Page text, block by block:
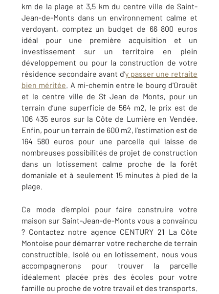
km de la plage et 3,5 km du centre ville de Saint-
Jean-de-Monts dans un environnement calme et
verdoyant, comptez un budget de 66 800 euros
idéal pour une première acquisition et un
investissement sur un territoire en plein
développement ou pour la construction de votre
résidence secondaire avant d’y passer une retraite
bien méritée. A mi-chemin entre le bourg d'Orouët
et le centre ville de St Jean de Monts, pour un
terrain d’une superficie de 564 m2, le prix est de
106 435 euros sur la Côte de Lumière en Vendée.
Enfin, pour un terrain de 600 m2, l’estimation est de
164 580 euros pour une parcelle qui laisse de
nombreuses possibilités de projet de construction
dans un lotissement calme proche de la forêt
domaniale et à seulement 15 minutes à pied de la
plage.
Ce mode d’emploi pour faire construire votre
maison sur Saint-Jean-de-Monts vous a convaincu
? Contactez notre agence CENTURY 21 La Côte
Montoise pour démarrer votre recherche de terrain
constructible. Isolé ou en lotissement, nous vous
accompagnerons pour trouver la parcelle
idéalement placée près des écoles pour votre
famille ou proche de votre travail et des transports.